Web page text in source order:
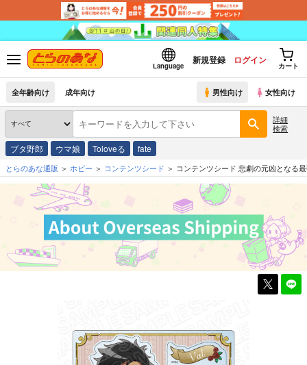
Language
新規登録 ログイン
カート
全年齢向け 成年向け 男性向け 女性向け
詳細
検索
ブタ野郎 ウマ娘 Toloveる fate
とらのあな通販 ホビー コンテンツシード コンテンツシード 悲劇の元凶となる